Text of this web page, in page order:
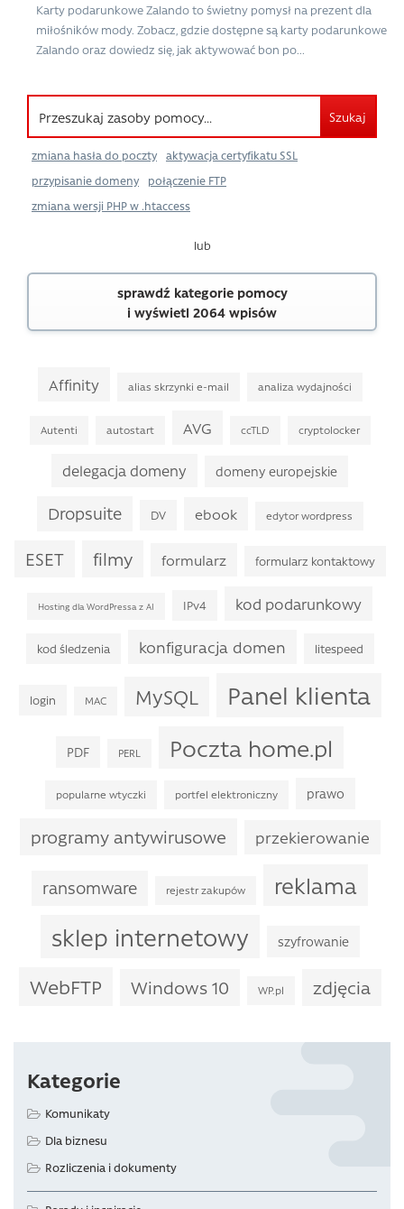
Karty podarunkowe Zalando to świetny pomysł na prezent dla
miłośników mody. Zobacz, gdzie dostępne są karty podarunkowe
Zalando oraz dowiedz się, jak aktywować bon po...
Szukaj
zmiana hasła do poczty
aktywacja certyfikatu SSL
przypisanie domeny
połączenie FTP
zmiana wersji PHP w .htaccess
lub
sprawdź kategorie pomocy
i wyświetl 2064 wpisów
Affinity alias skrzynki e-mail analiza wydajności
Autenti autostart AVG ccTLD cryptolocker
delegacja domeny domeny europejskie
Dropsuite DV ebook edytor wordpress
ESET filmy formularz formularz kontaktowy
Hosting dla WordPressa z AI IPv4 kod podarunkowy
kod śledzenia konfiguracja domen litespeed
login MAC MySQL Panel klienta
PDF PERL Poczta home.pl
popularne wtyczki portfel elektroniczny prawo
programy antywirusowe przekierowanie
ransomware rejestr zakupów reklama
sklep internetowy szyfrowanie
WebFTP Windows 10 WP.pl zdjęcia
Kategorie
Komunikaty
Dla biznesu
Rozliczenia i dokumenty